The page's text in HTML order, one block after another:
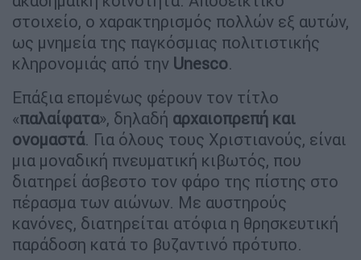
στοιχείο, ο χαρακτηρισμός πολλών εξ αυτών,
ως μνημεία της παγκόσμιας πολιτιστικής
κληρονομιάς από την Unesco.
Επάξια επομένως φέρουν τον τίτλο
«παλαίφατα», δηλαδή αρχαιοπρεπή και
ονομαστά. Για όλους τους Χριστιανούς, είναι
μια μοναδική πνευματική κιβωτός, που
διατηρεί άσβεστο τον φάρο της πίστης στο
πέρασμα των αιώνων. Με αυστηρούς
κανόνες, διατηρείται ατόφια η θρησκευτική
παράδοση κατά το βυζαντινό πρότυπο.